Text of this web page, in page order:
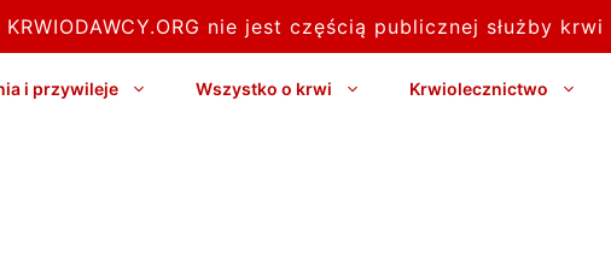
nie jest częścią publicznej służby krwi
i przywileje Wszystko o krwi Krwiolecznictwo